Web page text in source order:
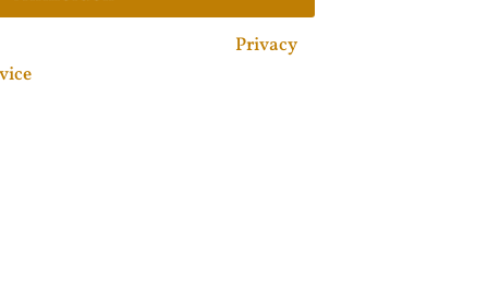
Privacy
apply.